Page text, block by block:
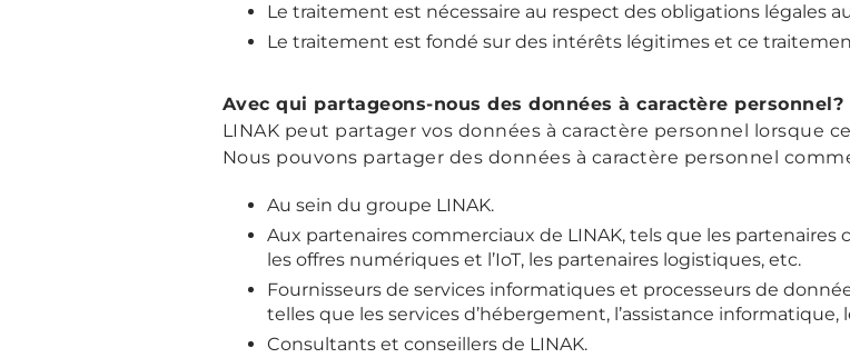
Le traitement est nécessaire au respect des obligations légales
Le traitement est fondé sur des intérêts légitimes et ce
Avec qui partageons-nous des données à caractère personnel?
LINAK peut partager vos données à caractère personnel lorsque
Nous pouvons partager des données à caractère personnel
Au sein du groupe LINAK.
Aux partenaires commerciaux de LINAK, tels que les
les offres numériques et l’IoT, les partenaires logistiques, etc.
Fournisseurs de services informatiques et processeurs de
telles que les services d’hébergement, l’assistance informatique,
Consultants et conseillers de LINAK.